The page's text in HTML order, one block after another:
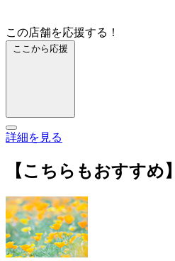
この店舗を応援する！
ここから応援
詳細を見る
【こちらもおすすめ】